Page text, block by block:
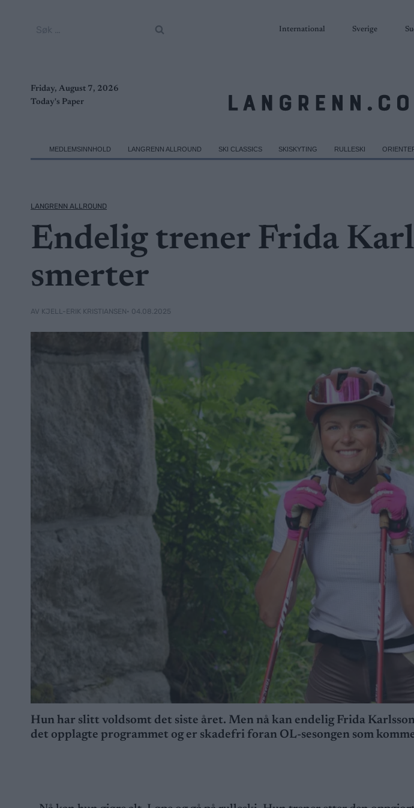
International Sverige
Friday, August 7, 2026
Today's Paper
MEDLEMSINNHOLD LANGRENN ALLROUND SKI CLASSICS SKISKYTING RULLESKI
LANGRENN ALLROUND
Endelig trener Frida
smerter
AV KJELL-ERIK KRISTIANSEN • 04.08.2025
Hun har slitt voldsomt det siste året. Men nå kan endelig Frida
det opplagte programmet og er skadefri foran OL-sesongen som